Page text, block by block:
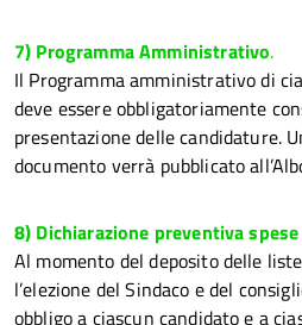
7) Programma Amministrativo.
Il Programma amministrativo di
deve essere obbligatoriamente
presentazione delle candidature.
documento verrà pubblicato
8) Dichiarazione preventiva
Al momento del deposito delle
l’elezione del Sindaco e del
obbligo a ciascun candidato e a